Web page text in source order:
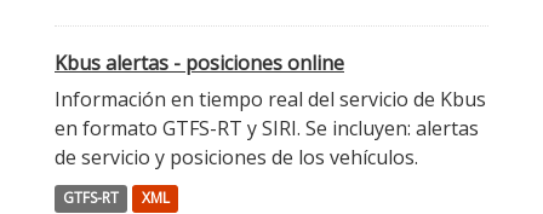
Kbus alertas - posiciones online
Información en tiempo real del servicio de Kbus
en formato GTFS-RT y SIRI. Se incluyen: alertas
de servicio y posiciones de los vehículos.
GTFS-RT XML